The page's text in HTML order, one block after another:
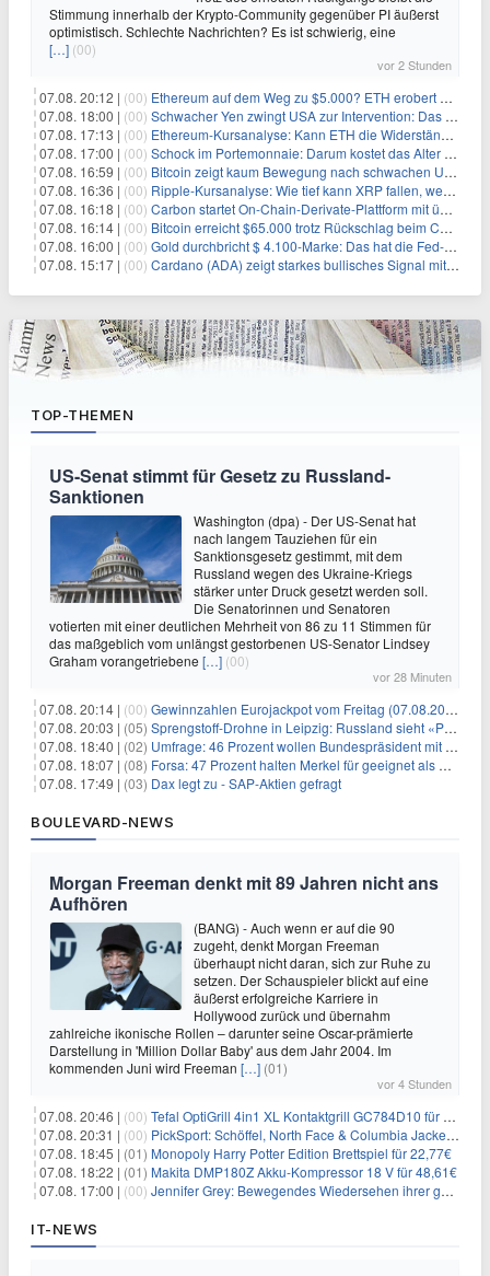
Stimmung innerhalb der Krypto-Community gegenüber PI äußerst
optimistisch. Schlechte Nachrichten? Es ist schwierig, eine
[…] (00)
vor 2 Stunden
07.08. 20:12 | (00) Ethereum auf dem Weg zu $5.000? ETH erobert wichtige Marke zurück, während Institutionen weiter akkumulieren
07.08. 18:00 | (00) Schwacher Yen zwingt USA zur Intervention: Das größte Risiko seit 15 Jahren
07.08. 17:13 | (00) Ethereum-Kursanalyse: Kann ETH die Widerstände der gleitenden Durchschnitte überwinden?
07.08. 17:00 | (00) Schock im Portemonnaie: Darum kostet das Alter deutlich mehr als Sie denken
07.08. 16:59 | (00) Bitcoin zeigt kaum Bewegung nach schwachen US-Arbeitsmarktdaten, Fed-Zinserhöhungschancen sinken auf 44%
07.08. 16:36 | (00) Ripple-Kursanalyse: Wie tief kann XRP fallen, wenn die $1-Unterstützung am Wochenende verloren geht?
07.08. 16:18 | (00) Carbon startet On-Chain-Derivate-Plattform mit über 950 Märkten in einem Konto
07.08. 16:14 | (00) Bitcoin erreicht $65.000 trotz Rückschlag beim CLARITY Act und fehlendem US-Iran-Abkommen
07.08. 16:00 | (00) Gold durchbricht $ 4.100-Marke: Das hat die Fed-Entscheidung ausgelöst
07.08. 15:17 | (00) Cardano (ADA) zeigt starkes bullisches Signal mit Potenzial für 200% Kursanstieg
TOP-THEMEN
US-Senat stimmt für Gesetz zu Russland-
Sanktionen
Washington (dpa) - Der US-Senat hat
nach langem Tauziehen für ein
Sanktionsgesetz gestimmt, mit dem
Russland wegen des Ukraine-Kriegs
stärker unter Druck gesetzt werden soll.
Die Senatorinnen und Senatoren
votierten mit einer deutlichen Mehrheit von 86 zu 11 Stimmen für
das maßgeblich vom unlängst gestorbenen US-Senator Lindsey
Graham vorangetriebene […] (00)
vor 28 Minuten
07.08. 20:14 | (00) Gewinnzahlen Eurojackpot vom Freitag (07.08.2026)
07.08. 20:03 | (05) Sprengstoff-Drohne in Leipzig: Russland sieht «Provokation»
07.08. 18:40 | (02) Umfrage: 46 Prozent wollen Bundespräsident mit Politik-Erfahrung
07.08. 18:07 | (08) Forsa: 47 Prozent halten Merkel für geeignet als Bundespräsidentin
07.08. 17:49 | (03) Dax legt zu - SAP-Aktien gefragt
BOULEVARD-NEWS
Morgan Freeman denkt mit 89 Jahren nicht ans
Aufhören
(BANG) - Auch wenn er auf die 90
zugeht, denkt Morgan Freeman
überhaupt nicht daran, sich zur Ruhe zu
setzen. Der Schauspieler blickt auf eine
äußerst erfolgreiche Karriere in
Hollywood zurück und übernahm
zahlreiche ikonische Rollen – darunter seine Oscar-prämierte
Darstellung in 'Million Dollar Baby' aus dem Jahr 2004. Im
kommenden Juni wird Freeman […] (01)
vor 4 Stunden
07.08. 20:46 | (00) Tefal OptiGrill 4in1 XL Kontaktgrill GC784D10 für 239,99€
07.08. 20:31 | (00) PickSport: Schöffel, North Face & Columbia Jacken ab 39,60€
07.08. 18:45 | (01) Monopoly Harry Potter Edition Brettspiel für 22,77€
07.08. 18:22 | (01) Makita DMP180Z Akku-Kompressor 18 V für 48,61€
07.08. 17:00 | (00) Jennifer Grey: Bewegendes Wiedersehen ihrer geschiedenen Eltern kurz vor dem Tod ihrer Mutter
IT-NEWS